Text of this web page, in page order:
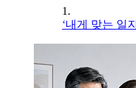
1.
‘내게 맞는 일